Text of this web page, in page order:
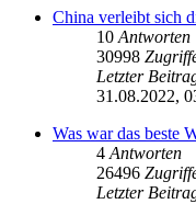
China verleibt sich
10 Antworten
30998
Letzter
31.08.2022,
Was war das beste
4 Antworten
26496
Letzter